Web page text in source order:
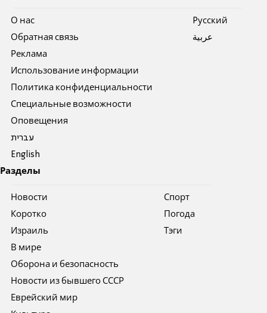
О нас
Обратная связь
Реклама
Использование информации
Политика конфиденциальности
Специальные возможности
Оповещения
עברית
English
Pусский
عربية
Разделы
Новости
Коротко
Израиль
В мире
Оборона и безопасность
Новости из бывшего СССР
Еврейский мир
Спорт
Погода
Тэги